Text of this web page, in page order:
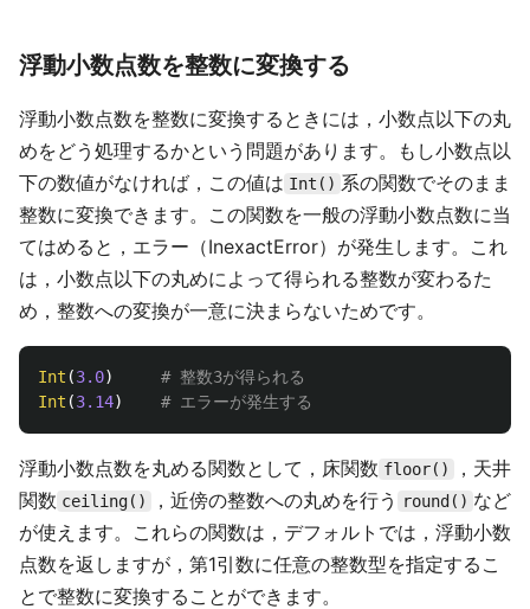
浮動小数点数を整数に変換する
浮動小数点数を整数に変換するときには，小数点以下の丸
めをどう処理するかという問題があります。もし小数点以
下の数値がなければ，この値は Int() 系の関数でそのまま
整数に変換できます。この関数を一般の浮動小数点数に当
てはめると，エラー（InexactError）が発生します。これ
は，小数点以下の丸めによって得られる整数が変わるた
め，整数への変換が一意に決まらないためです。
Int (3.0)
# 整数3が得られる
Int (3.14) # エラーが発生する
浮動小数点数を丸める関数として，床関数 floor()
，天井
関数 ceiling() ，近傍の整数への丸めを行う round() など
が使えます。これらの関数は，デフォルトでは，浮動小数
点数を返しますが，第1引数に任意の整数型を指定するこ
とで整数に変換することができます。